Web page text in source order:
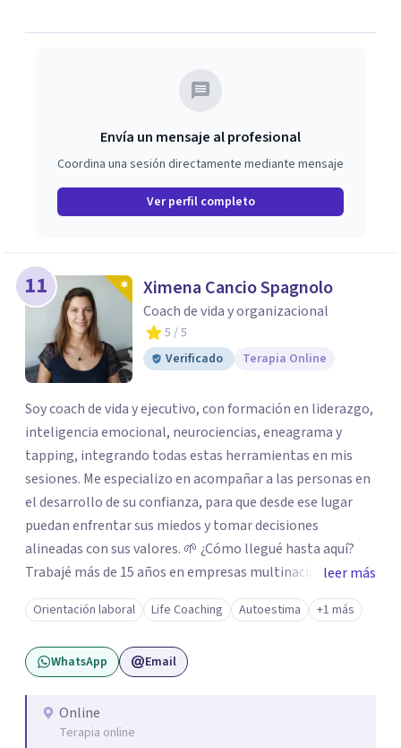
Envía un mensaje al profesional
Coordina una sesión directamente mediante mensaje
Ver perfil completo
11 Ximena Cancio Spagnolo
Coach de vida y organizacional
5 / 5
Verificado
Terapia Online
Soy coach de vida y ejecutivo, con formación en liderazgo,
inteligencia emocional, neurociencias, eneagrama y
tapping, integrando todas estas herramientas en mis
sesiones. Me especializo en acompañar a las personas en
el desarrollo de su confianza, para que desde ese lugar
puedan enfrentar sus miedos y tomar decisiones
alineadas con sus valores. 🌱 ¿Cómo llegué hasta aquí?
Trabajé más de 15 años en empresas multinacionales y
estudios contables como contadora pública
especializada en impuestos. Durante ese recorrido tuve la
oportunidad de liderar equipos, y fue allí donde descubrí
mi pasión por acompañar a las personas en su desarrollo
camino de autoconocimiento me llevó a cuestionar
creencias, miedos y mandatos que ya no estaban
leer más
Orientación laboral Life Coaching Autoestima +1 más
WhatsApp Email
Online
Terapia online